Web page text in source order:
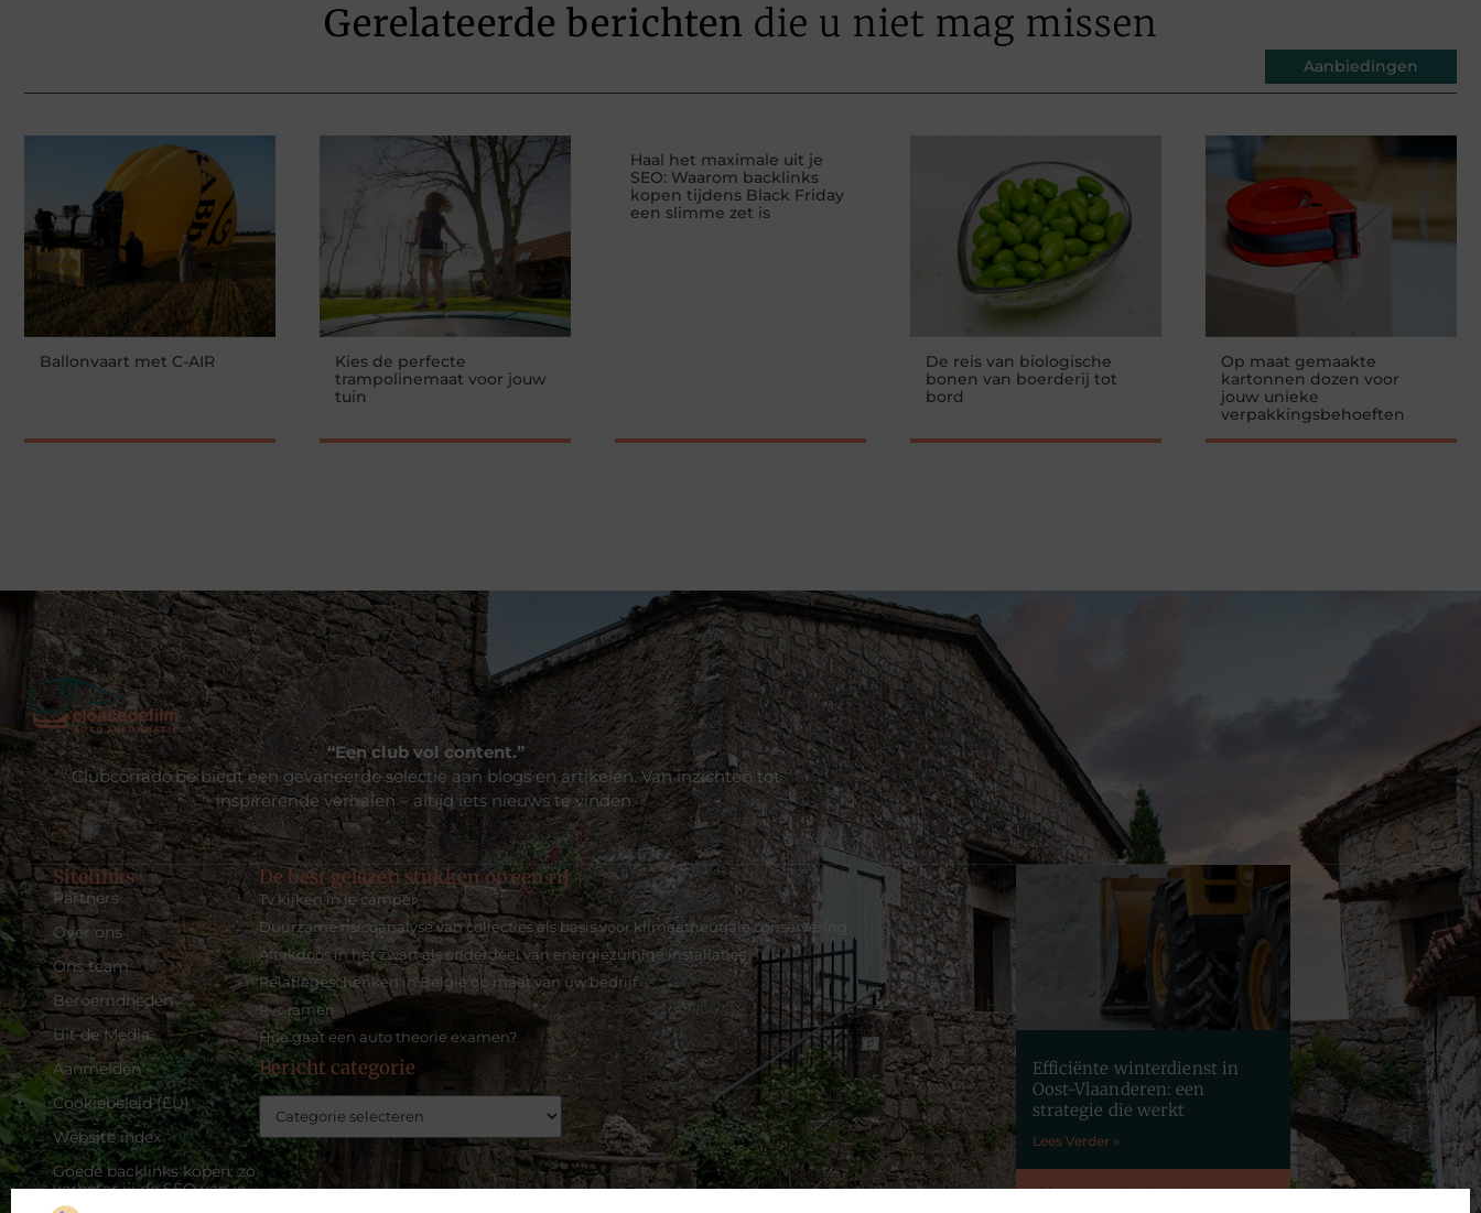
Gerelateerde berichten die u niet mag missen
Aanbiedingen
Ballonvaart met C-AIR
Kies de perfecte
trampolinemaat voor jouw
tuin
Haal het maximale uit je
SEO: Waarom backlinks
kopen tijdens Black Friday
een slimme zet is
De reis van biologische
bonen van boerderij tot
bord
Op maat gemaakte
kartonnen dozen voor
jouw unieke
verpakkingsbehoeften
“Een club vol content.”
Clubcorrado.be biedt een gevarieerde selectie aan blogs en artikelen. Van inzichten tot
inspirerende verhalen – altijd iets nieuws te vinden.
Sitelinks
Partners
Over ons
Ons team
Beroemdheden
Uit de Media
Aanmelden
Cookiebeleid (EU)
Website index
Goede backlinks kopen: zo
verbeter jij de SEO van je
website
De best gelezen stukken op een rij
Tv kijken in je camper
Duurzame risicoanalyse van collecties als basis voor klimaatneutrale conservering
Aftakdoos in het zwart als onderdeel van energiezuinige installaties
Relatiegeschenken in België op maat van uw bedrijf
Pvc ramen
Hoe gaat een auto theorie examen?
Bericht categorie
Efficiënte winterdienst in
Oost-Vlaanderen: een
strategie die werkt
Lees Verder »
Neem contact met ons op